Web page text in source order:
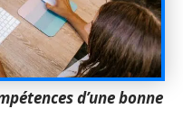
d’une bonne